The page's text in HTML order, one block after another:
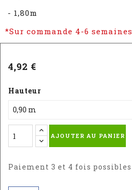
- 1,80m
*Sur commande 4-6 semaines
4,92 €
Hauteur
AJOUTER AU PANIER
Paiement 3 et 4 fois possibles